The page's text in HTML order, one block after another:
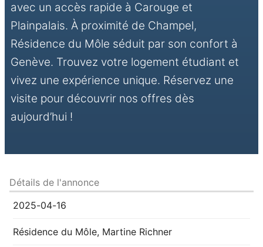
avec un accès rapide à Carouge et
Plainpalais. À proximité de Champel,
Résidence du Môle séduit par son confort à
Genève. Trouvez votre logement étudiant et
vivez une expérience unique. Réservez une
visite pour découvrir nos offres dès
aujourd’hui !
Détails de l'annonce
2025-04-16
Résidence du Môle, Martine Richner